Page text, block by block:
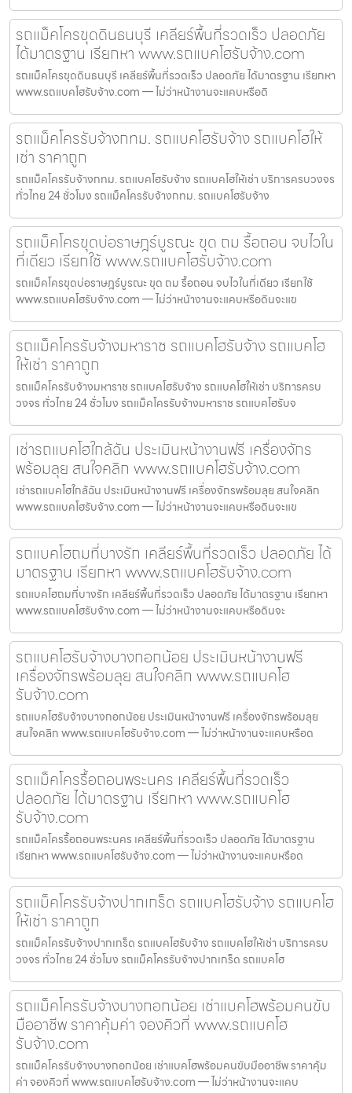
รถแม็คโครขุดดินธนบุรี เคลียร์พื้นที่รวดเร็ว ปลอดภัย
ได้มาตรฐาน เรียกหา www.รถแบคโฮรับจ้าง.com
รถแม็คโครขุดดินธนบุรี เคลียร์พื้นที่รวดเร็ว ปลอดภัย ได้มาตรฐาน เรียกหา
www.รถแบคโฮรับจ้าง.com — ไม่ว่าหน้างานจะแคบหรือดิ
รถแม็คโครรับจ้างกทม. รถแบคโฮรับจ้าง รถแบคโฮให้
เช่า ราคาถูก
รถแม็คโครรับจ้างกทม. รถแบคโฮรับจ้าง รถแบคโฮให้เช่า บริการครบวงจร
ทั่วไทย 24 ชั่วโมง รถแม็คโครรับจ้างกทม. รถแบคโฮรับจ้าง
รถแม็คโครขุดบ่อราษฎร์บูรณะ ขุด ถม รื้อถอน จบไวใน
ที่เดียว เรียกใช้ www.รถแบคโฮรับจ้าง.com
รถแม็คโครขุดบ่อราษฎร์บูรณะ ขุด ถม รื้อถอน จบไวในที่เดียว เรียกใช้
www.รถแบคโฮรับจ้าง.com — ไม่ว่าหน้างานจะแคบหรือดินจะแข
รถแม็คโครรับจ้างมหาราช รถแบคโฮรับจ้าง รถแบคโฮ
ให้เช่า ราคาถูก
รถแม็คโครรับจ้างมหาราช รถแบคโฮรับจ้าง รถแบคโฮให้เช่า บริการครบ
วงจร ทั่วไทย 24 ชั่วโมง รถแม็คโครรับจ้างมหาราช รถแบคโฮรับจ
เช่ารถแบคโฮใกล้ฉัน ประเมินหน้างานฟรี เครื่องจักร
พร้อมลุย สนใจคลิก www.รถแบคโฮรับจ้าง.com
เช่ารถแบคโฮใกล้ฉัน ประเมินหน้างานฟรี เครื่องจักรพร้อมลุย สนใจคลิก
www.รถแบคโฮรับจ้าง.com — ไม่ว่าหน้างานจะแคบหรือดินจะแข
รถแบคโฮถมที่บางรัก เคลียร์พื้นที่รวดเร็ว ปลอดภัย ได้
มาตรฐาน เรียกหา www.รถแบคโฮรับจ้าง.com
รถแบคโฮถมที่บางรัก เคลียร์พื้นที่รวดเร็ว ปลอดภัย ได้มาตรฐาน เรียกหา
www.รถแบคโฮรับจ้าง.com — ไม่ว่าหน้างานจะแคบหรือดินจะ
รถแบคโฮรับจ้างบางกอกน้อย ประเมินหน้างานฟรี
เครื่องจักรพร้อมลุย สนใจคลิก www.รถแบคโฮ
รับจ้าง.com
รถแบคโฮรับจ้างบางกอกน้อย ประเมินหน้างานฟรี เครื่องจักรพร้อมลุย
สนใจคลิก www.รถแบคโฮรับจ้าง.com — ไม่ว่าหน้างานจะแคบหรือด
รถแม็คโครรื้อถอนพระนคร เคลียร์พื้นที่รวดเร็ว
ปลอดภัย ได้มาตรฐาน เรียกหา www.รถแบคโฮ
รับจ้าง.com
รถแม็คโครรื้อถอนพระนคร เคลียร์พื้นที่รวดเร็ว ปลอดภัย ได้มาตรฐาน
เรียกหา www.รถแบคโฮรับจ้าง.com — ไม่ว่าหน้างานจะแคบหรือด
รถแม็คโครรับจ้างปากเกร็ด รถแบคโฮรับจ้าง รถแบคโฮ
ให้เช่า ราคาถูก
รถแม็คโครรับจ้างปากเกร็ด รถแบคโฮรับจ้าง รถแบคโฮให้เช่า บริการครบ
วงจร ทั่วไทย 24 ชั่วโมง รถแม็คโครรับจ้างปากเกร็ด รถแบคโฮ
รถแม็คโครรับจ้างบางกอกน้อย เช่าแบคโฮพร้อมคนขับ
มืออาชีพ ราคาคุ้มค่า จองคิวที่ www.รถแบคโฮ
รับจ้าง.com
รถแม็คโครรับจ้างบางกอกน้อย เช่าแบคโฮพร้อมคนขับมืออาชีพ ราคาคุ้ม
ค่า จองคิวที่ www.รถแบคโฮรับจ้าง.com — ไม่ว่าหน้างานจะแคบ